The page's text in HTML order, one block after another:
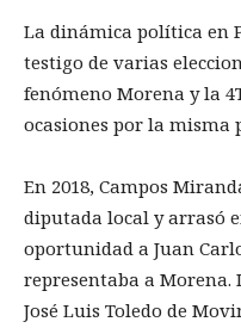
La dinámica política en
testigo de varias
fenómeno Morena y la
ocasiones por la misma
En 2018, Campos
diputada local y arrasó
oportunidad a Juan
representaba a
José Luis Toledo de